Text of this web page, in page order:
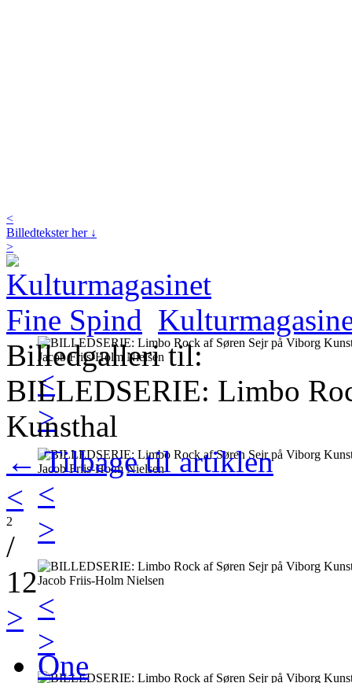
<
>
<
>
<
>
<
Billedtekster her ↓
>
Billedgalleri til:
BILLEDSERIE: Limbo
Kunsthal
← Tilbage til artiklen
<
2
/
12
>
One